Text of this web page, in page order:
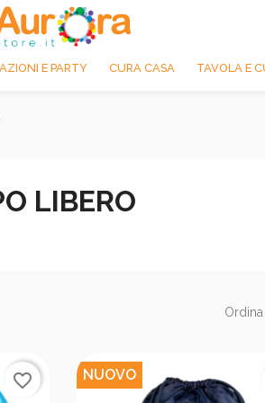
E PARTY CURA CASA TAVOLA E
LIBERO
favorite_border NUOVO